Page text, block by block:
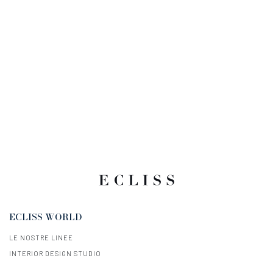
ECLISS WORLD
LE NOSTRE LINEE
INTERIOR DESIGN STUDIO